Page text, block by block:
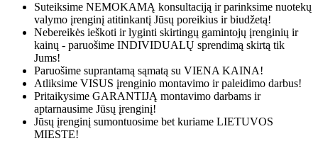
Suteiksime NEMOKAMĄ konsultaciją ir parinksime nuotekų
valymo įrenginį atitinkantį Jūsų poreikius ir biudžetą!
Nebereikės ieškoti ir lyginti skirtingų gamintojų įrenginių ir
kainų - paruošime INDIVIDUALŲ sprendimą skirtą tik
Jums!
Paruošime suprantamą sąmatą su VIENA KAINA!
Atliksime VISUS įrenginio montavimo ir paleidimo darbus!
Pritaikysime GARANTIJĄ montavimo darbams ir
aptarnausime Jūsų įrenginį!
Jūsų įrenginį sumontuosime bet kuriame LIETUVOS
MIESTE!